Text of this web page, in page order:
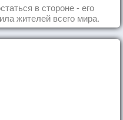
в стороне - его
жителей всего мира.